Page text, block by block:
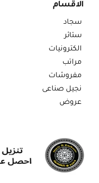
الاقسام
سجاد
ستائر
الكترونيات
مراتب
مفروشات
نجيل صناعى
عروض